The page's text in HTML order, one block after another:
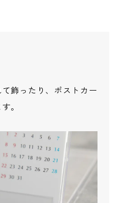
飾ったり、ポストカー
。